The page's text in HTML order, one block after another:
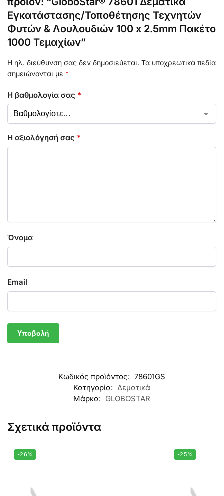
Εγκατάστασης/Τοποθέτησης Τεχνητών
Φυτών & Λουλουδιών 100 x 2.5mm Πακέτο
1000 Τεμαχίων”
Η ηλ. διεύθυνση σας δεν δημοσιεύεται. Τα υποχρεωτικά πεδία
σημειώνονται με *
Η βαθμολογία σας *
Η αξιολόγησή σας *
Όνομα
Email
Κωδικός προϊόντος: 78601GS
Κατηγορία: Δεματικά
Μάρκα: GLOBOSTAR
Σχετικά προϊόντα
-26% -25%